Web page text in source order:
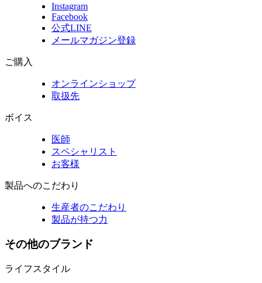
Instagram
Facebook
公式LINE
メールマガジン登録
ご購入
オンラインショップ
取扱先
ボイス
医師
スペシャリスト
お客様
製品へのこだわり
生産者のこだわり
製品が持つ力
その他のブランド
ライフスタイル